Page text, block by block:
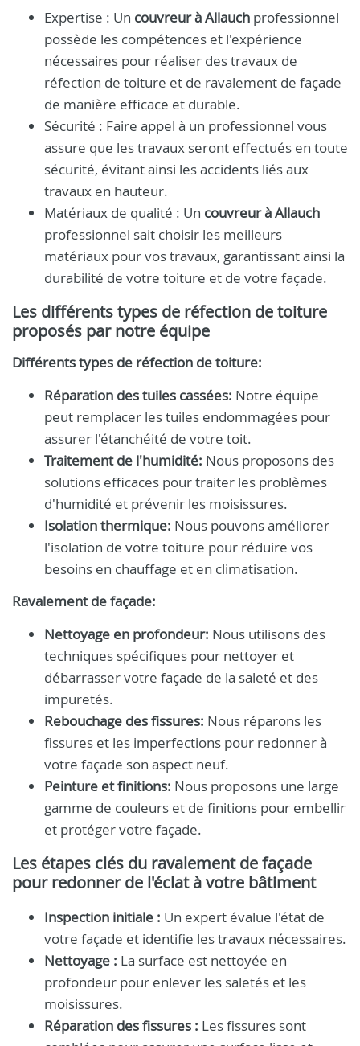
Expertise : Un couvreur à Allauch professionnel
possède les compétences et l'expérience
nécessaires pour réaliser des travaux de
réfection de toiture et de ravalement de façade
de manière efficace et durable.
Sécurité : Faire appel à un professionnel vous
assure que les travaux seront effectués en toute
sécurité, évitant ainsi les accidents liés aux
travaux en hauteur.
Matériaux de qualité : Un couvreur à Allauch
professionnel sait choisir les meilleurs
matériaux pour vos travaux, garantissant ainsi la
durabilité de votre toiture et de votre façade.
Les différents types de réfection de toiture
proposés par notre équipe
Différents types de réfection de toiture:
Réparation des tuiles cassées: Notre équipe
peut remplacer les tuiles endommagées pour
assurer l'étanchéité de votre toit.
Traitement de l'humidité: Nous proposons des
solutions efficaces pour traiter les problèmes
d'humidité et prévenir les moisissures.
Isolation thermique: Nous pouvons améliorer
l'isolation de votre toiture pour réduire vos
besoins en chauffage et en climatisation.
Ravalement de façade:
Nettoyage en profondeur: Nous utilisons des
techniques spécifiques pour nettoyer et
débarrasser votre façade de la saleté et des
impuretés.
Rebouchage des fissures: Nous réparons les
fissures et les imperfections pour redonner à
votre façade son aspect neuf.
Peinture et finitions: Nous proposons une large
gamme de couleurs et de finitions pour embellir
et protéger votre façade.
Les étapes clés du ravalement de façade
pour redonner de l'éclat à votre bâtiment
Inspection initiale : Un expert évalue l'état de
votre façade et identifie les travaux nécessaires.
Nettoyage : La surface est nettoyée en
profondeur pour enlever les saletés et les
moisissures.
Réparation des fissures : Les fissures sont